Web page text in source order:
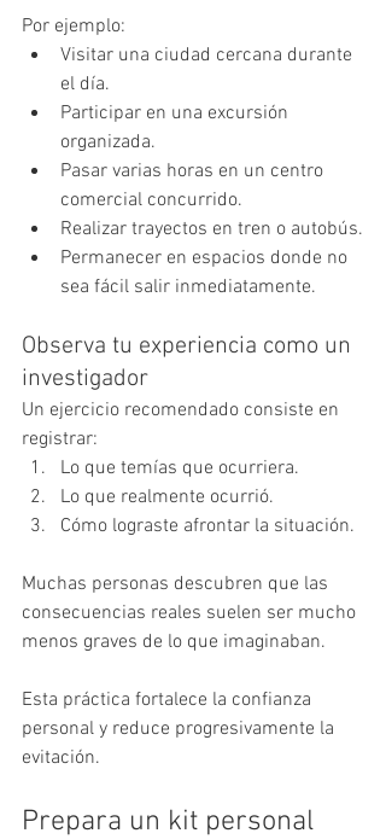
Por ejemplo:
Visitar una ciudad cercana durante
el día.
Participar en una excursión
organizada.
Pasar varias horas en un centro
comercial concurrido.
Realizar trayectos en tren o autobús.
Permanecer en espacios donde no
sea fácil salir inmediatamente.
Observa tu experiencia como un
investigador
Un ejercicio recomendado consiste en
registrar:
Lo que temías que ocurriera.
Lo que realmente ocurrió.
Cómo lograste afrontar la situación.
Muchas personas descubren que las
consecuencias reales suelen ser mucho
menos graves de lo que imaginaban.
Esta práctica fortalece la confianza
personal y reduce progresivamente la
evitación.
Prepara un kit personal